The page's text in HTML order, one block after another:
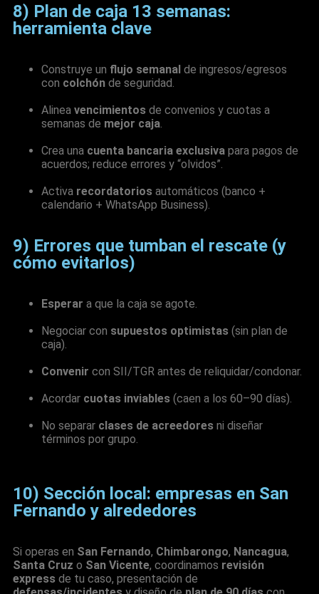
8) Plan de caja 13 semanas:
herramienta clave
Construye un flujo semanal de ingresos/egresos
con colchón de seguridad.
Alinea vencimientos de convenios y cuotas a
semanas de mejor caja.
Crea una cuenta bancaria exclusiva para pagos de
acuerdos; reduce errores y “olvidos”.
Activa recordatorios automáticos (banco +
calendario + WhatsApp Business).
9) Errores que tumban el rescate (y
cómo evitarlos)
Esperar a que la caja se agote.
Negociar con supuestos optimistas (sin plan de
caja).
Convenir con SII/TGR antes de reliquidar/condonar.
Acordar cuotas inviables (caen a los 60–90 días).
No separar clases de acreedores ni diseñar
términos por grupo.
10) Sección local: empresas en San
Fernando y alrededores
Si operas en San Fernando, Chimbarongo, Nancagua,
Santa Cruz o San Vicente, coordinamos revisión
express de tu caso, presentación de